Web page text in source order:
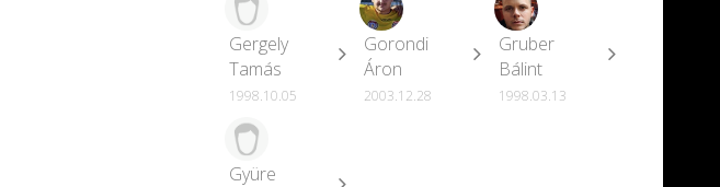
Gergely
Tamás
1998.10.05
Gorondi
Áron
2003.12.28
Gruber
Bálint
1998.03.13
Gyüre